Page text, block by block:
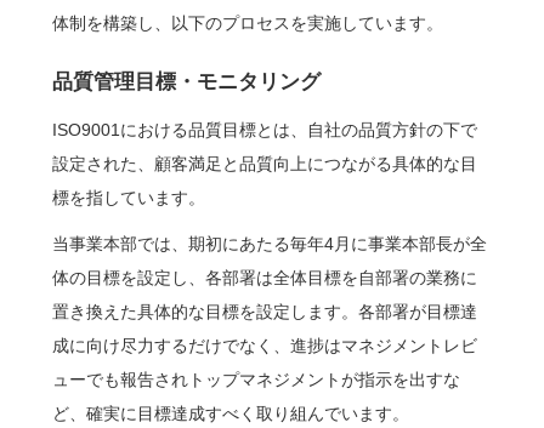
体制を構築し、以下のプロセスを実施しています。
品質管理目標・モニタリング
ISO9001における品質目標とは、自社の品質方針の下で
設定された、顧客満足と品質向上につながる具体的な目
標を指しています。
当事業本部では、期初にあたる毎年4月に事業本部長が全
体の目標を設定し、各部署は全体目標を自部署の業務に
置き換えた具体的な目標を設定します。各部署が目標達
成に向け尽力するだけでなく、進捗はマネジメントレビ
ューでも報告されトップマネジメントが指示を出すな
ど、確実に目標達成すべく取り組んでいます。